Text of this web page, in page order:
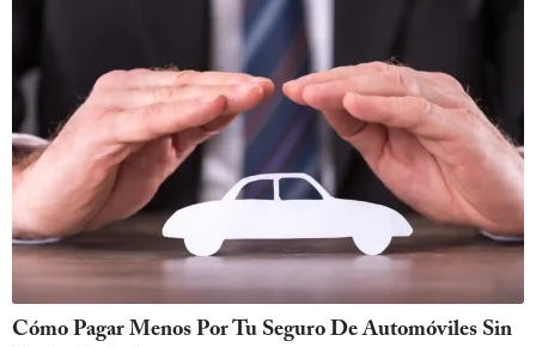
Cómo Pagar Menos Por Tu Seguro De Automóviles Sin